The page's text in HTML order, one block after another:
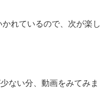
れているので、次が楽し
ない分、動画をみてみま